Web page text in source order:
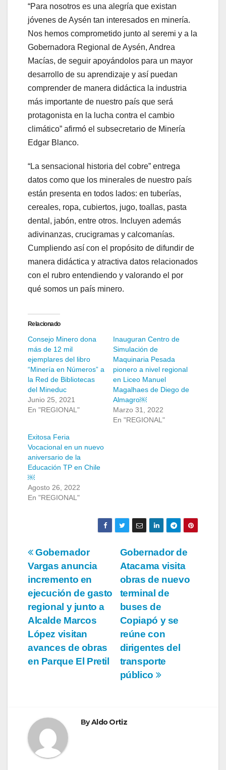
“Para nosotros es una alegría que existan
jóvenes de Aysén tan interesados en minería.
Nos hemos comprometido junto al seremi y a la
Gobernadora Regional de Aysén, Andrea
Macías, de seguir apoyándolos para un mayor
desarrollo de su aprendizaje y así puedan
comprender de manera didáctica la industria
más importante de nuestro país que será
protagonista en la lucha contra el cambio
climático” afirmó el subsecretario de Minería
Edgar Blanco.
“La sensacional historia del cobre” entrega
datos como que los minerales de nuestro país
están presenta en todos lados: en tuberías,
cereales, ropa, cubiertos, jugo, toallas, pasta
dental, jabón, entre otros. Incluyen además
adivinanzas, crucigramas y calcomanías.
Cumpliendo así con el propósito de difundir de
manera didáctica y atractiva datos relacionados
con el rubro entendiendo y valorando el por
qué somos un país minero.
Relacionado
Consejo Minero dona
más de 12 mil
ejemplares del libro
“Minería en Números” a
la Red de Bibliotecas
del Mineduc
Junio 25, 2021
En "REGIONAL"
Inauguran Centro de
Simulación de
Maquinaria Pesada
pionero a nivel regional
en Liceo Manuel
Magalhaes de Diego de
Almagro￼
Marzo 31, 2022
En "REGIONAL"
Exitosa Feria
Vocacional en un nuevo
aniversario de la
Educación TP en Chile
￼
Agosto 26, 2022
En "REGIONAL"
Navegación
de
entradas
Gobernador de
Atacama visita
obras de nuevo
terminal de
buses de
Copiapó y se
reúne con
dirigentes del
transporte
público
Gobernador
Vargas anuncia
incremento en
ejecución de gasto
regional y junto a
Alcalde Marcos
López visitan
avances de obras
en Parque El Pretil
ByAldo Ortiz